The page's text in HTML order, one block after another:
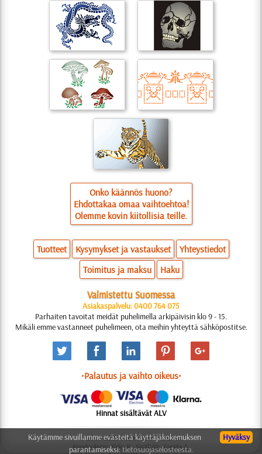
Onko käännös huono?
Ehdottakaa omaa vaihtoehtoa!
Olemme kovin kiitollisia teille.
Tuotteet Kysymykset ja vastaukset
Yhteystiedot
Toimitus ja maksu
Haku
Valmistettu Suomessa
Asiakaspalvelu: 0400 764 075
Parhaiten tavoitat meidät puhelimella arkipäivisin klo 9 - 15.
Mikäli emme vastanneet puhelimeen, ota meihin yhteyttä sähköpostitse.
•Palautus ja vaihto oikeus•
Hinnat sisältävät ALV
© 2006-2025 Suunnittelu: Natali M.
Koodauksen: Aleks K.; Sisältöä: Konsta A.
Hyväksy
Käytämme sivuillamme evästeitä käyttäjäkokemuksen
parantamiseksi:tietosuojaselosteesta.